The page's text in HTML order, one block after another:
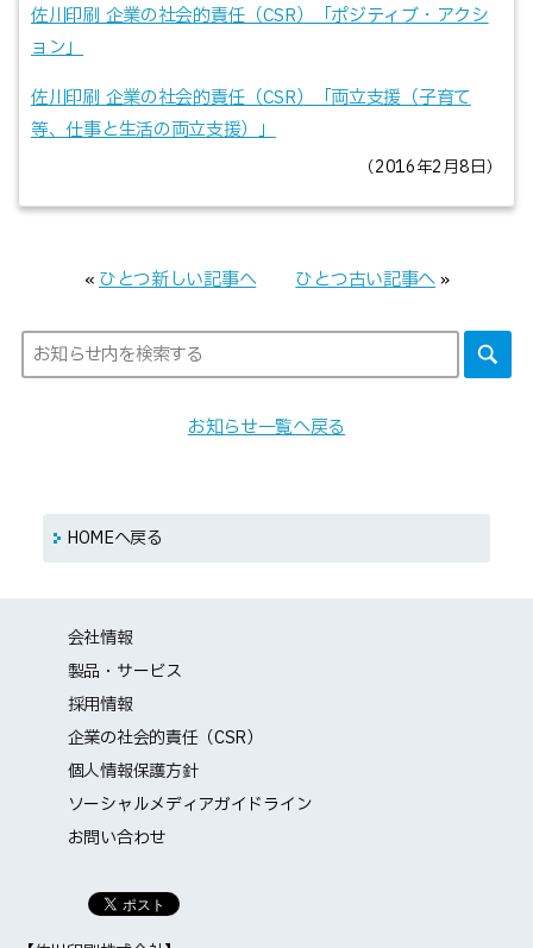
佐川印刷 企業の社会的責任（CSR）「ポジティブ・アクシ
ョン」
佐川印刷 企業の社会的責任（CSR）「両立支援（子育て
等、仕事と生活の両立支援）」
（2016年2月8日）
«ひとつ新しい記事へ ひとつ古い記事へ»
お知らせ一覧へ戻る
HOMEへ戻る
会社情報
製品・サービス
採用情報
企業の社会的責任（CSR）
個人情報保護方針
ソーシャルメディアガイドライン
お問い合わせ